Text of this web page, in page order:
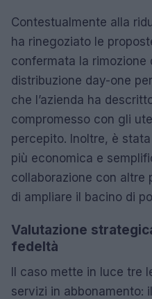
Contestualmente alla
ha rinegoziato le
confermata la rimozione
distribuzione day-one
che l’azienda ha
compromesso con gli
percepito. Inoltre, è
più economica e
collaborazione con altre
di ampliare il bacino di
Valutazione
fedeltà
Il caso mette in luce tre
servizi in abbonamento: